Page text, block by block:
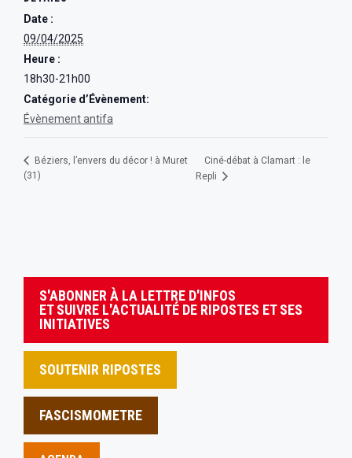
Date :
09/04/2025
Heure :
18h30-21h00
Catégorie d’Évènement:
Évènement antifa
Béziers, l’envers du décor ! à Muret
(31)
Ciné-débat à Clamart : le
Repli
S'ABONNER À LA LETTRE D'INFOS
ET SUIVRE L'ACTUALITÉ DE RIPOSTES ET SES
INITIATIVES
SOUTENIR RIPOSTES
FASCISMOMETRE